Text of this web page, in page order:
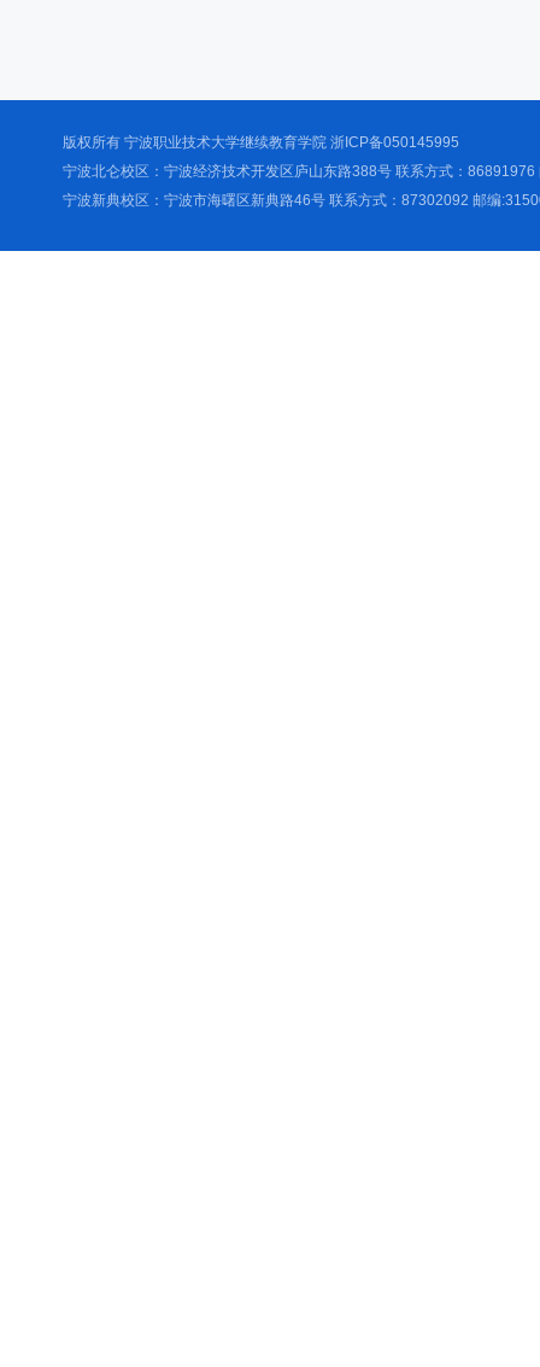
版权所有 宁波职业技术大学继续教育学院 浙ICP备050145995
宁波北仑校区：宁波经济技术开发区庐山东路388号 联系方式：
宁波新典校区：宁波市海曙区新典路46号 联系方式：87302092 邮编